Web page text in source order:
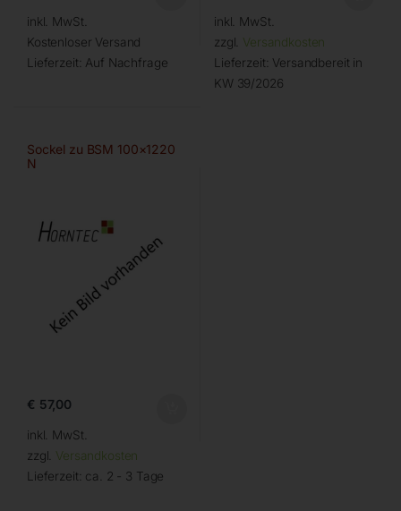
inkl. MwSt.
Kostenloser Versand
Lieferzeit: Auf Nachfrage
inkl. MwSt.
zzgl. Versandkosten
Lieferzeit: Versandbereit in
KW 39/2026
Sockel zu BSM 100×1220
N
€ 57,00
inkl. MwSt.
zzgl. Versandkosten
Lieferzeit: ca. 2 - 3 Tage